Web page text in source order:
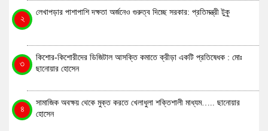
২
লেখাপড়ার পাশাপাশি দক্ষতা অর্জনেও গুরুত্ব দিচ্ছে সরকার: প্রতিমন্ত্রী টুকু
৩
কিশোর-কিশোরীদের ডিজিটাল আসক্তি কমাতে ক্রীড়া একটি প্রতিষেধক : মোঃ
ছানোয়ার হোসেন
৪
সামাজিক অবক্ষয় থেকে মুক্ত করতে খেলাধুলা শক্তিশালী মাধ্যম….. ছানোয়ার
হোসেন